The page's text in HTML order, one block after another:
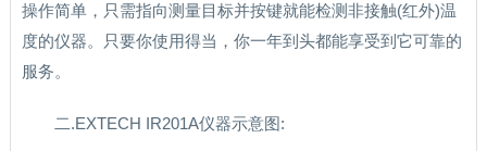
操作简单，只需指向测量目标并按键就能检测非接触(红外)温
度的仪器。只要你使用得当，你一年到头都能享受到它可靠的
服务。
二.EXTECH IR201A仪器示意图: